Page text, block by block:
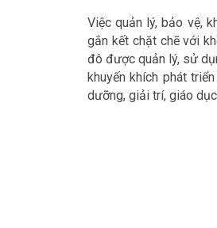
Việc quản lý, bảo vệ,
gắn kết chặt chẽ với
đô được quản lý, sử
khuyến khích phát
dưỡng, giải trí, giáo